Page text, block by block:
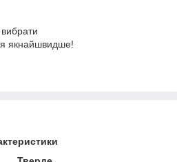
якнайшвидше!